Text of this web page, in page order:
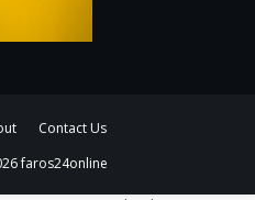
Contact Us
faros24online